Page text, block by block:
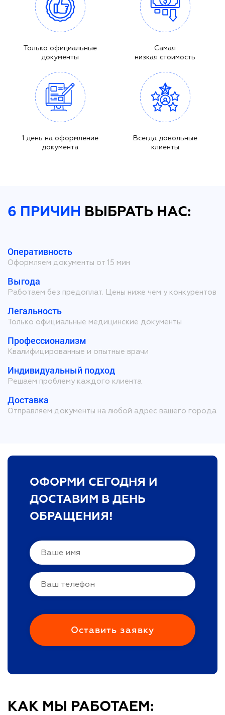
Только официальные
документы
Самая
низкая стоимость
1 день на оформление
документа
Всегда довольные
клиенты
6 ПРИЧИН ВЫБРАТЬ НАС:
Оперативность
Оформляем документы от 15 мин
Выгода
Работаем без предоплат. Цены ниже чем у конкурентов
Легальность
Только официальные медицинские документы
Профессионализм
Квалифицированные и опытные врачи
Индивидуальный подход
Решаем проблему каждого клиента
Доставка
Отправляем документы на любой адрес вашего города
ОФОРМИ СЕГОДНЯ И
ДОСТАВИМ В ДЕНЬ
ОБРАЩЕНИЯ!
КАК МЫ РАБОТАЕМ: